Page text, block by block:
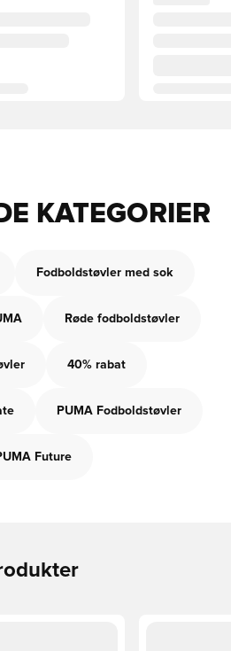
KATEGORIER
Fodboldstøvler med sok
Røde fodboldstøvler
40% rabat
PUMA Fodboldstøvler
Future